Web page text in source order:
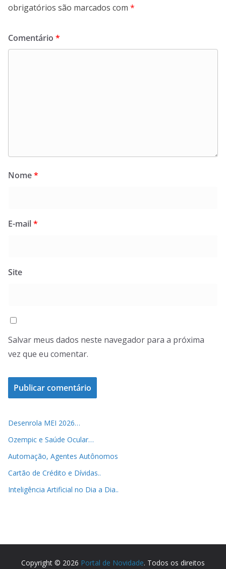
obrigatórios são marcados com *
Comentário *
Nome*
E-mail*
Site
Salvar meus dados neste navegador para a próxima
vez que eu comentar.
Desenrola MEI 2026…
Ozempic e Saúde Ocular…
Automação, Agentes Autônomos
Cartão de Crédito e Dívidas..
Inteligência Artificial no Dia a Dia..
Copyright © 2026 Portal de Novidade. Todos os direitos